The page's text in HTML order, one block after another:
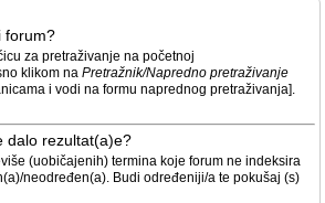
forum?
za pretraživanje na početnoj
klikom na Pretražnik/Napredno pretraživanje
i vodi na formu naprednog pretraživanja].
dalo rezultat(a)e?
(uobičajenih) termina koje forum ne indeksira
neodređen(a). Budi određeniji/a te pokušaj (s)